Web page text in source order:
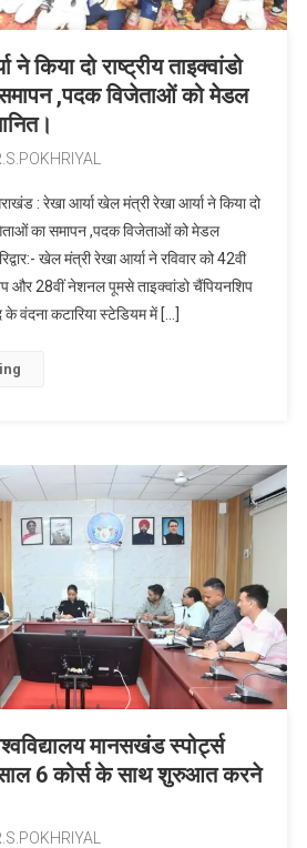
किया दो राष्ट्रीय ताइक्वांडो
समापन ,पदक विजेताओं को मेडल
: रेखा आर्या खेल मंत्री रेखा आर्या ने किया दो
का समापन ,पदक विजेताओं को मेडल
खेल मंत्री रेखा आर्या ने रविवार को 42वी
और 28वीं नेशनल पूमसे ताइक्वांडो चैंपियनशिप
के वंदना कटारिया स्टेडियम में […]
मानसखंड स्पोर्ट्स
साल 6 कोर्स के साथ शुरुआत करने